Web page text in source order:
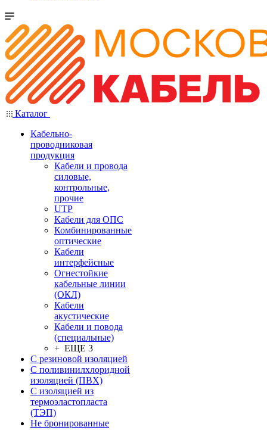
Каталог
Кабельно-
проводниковая
продукция
Кабели и провода
силовые,
контрольные,
прочие
UTP
Кабели для ОПС
Комбинированные
оптические
Кабели
интерфейсные
Огнестойкие
кабельные линии
(ОКЛ)
Кабели
акустические
Кабели и повода
(специальные)
+ ЕЩЕ 3
С резиновой изоляцией
С поливинилхлоридной
изоляцией (ПВХ)
С изоляцией из
термоэластопласта
(ТЭП)
Не бронированные